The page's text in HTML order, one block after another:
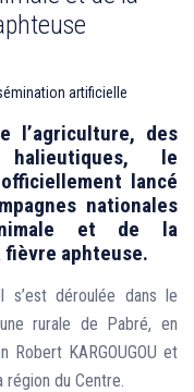
artificielle
l’agriculture, des
le
officiellement lancé
nationales
et de la
aphteuse.
s’est déroulée dans le
rurale de Pabré, en
KARGOUGOU et
région du Centre.